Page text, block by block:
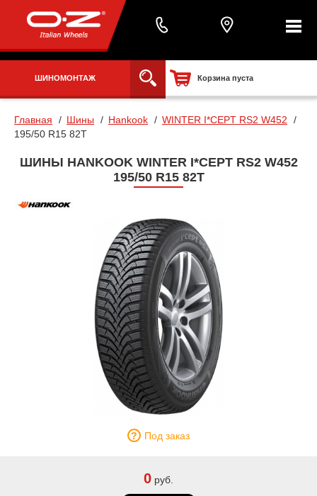
ШИНОМОНТАЖ Корзина пуста
Главная Шины Hankook
WINTER I*CEPT RS2 W452
195/50 R15 82T
ШИНЫ HANKOOK WINTER I*CEPT RS2 W452
195/50 R15 82T
Под заказ
0 руб.